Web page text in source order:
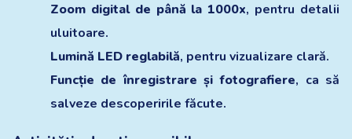
Zoom digital de până la 1000x, pentru detalii
uluitoare.
Lumină LED reglabilă, pentru vizualizare clară.
Funcție de înregistrare și fotografiere, ca să
salveze descoperirile făcute.